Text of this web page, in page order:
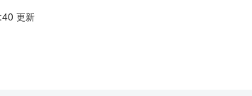
更新